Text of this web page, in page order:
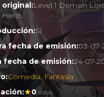
Level 1 Demon
Hero
Sí
fecha de emisión:03-07-
fecha de emisión:24-07-
Comedia, Fantasía
0 votos